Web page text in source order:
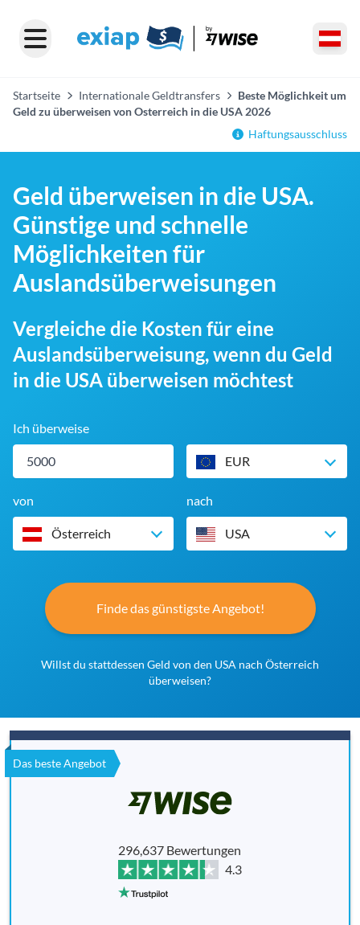
Startseite Internationale Geldtransfers
Beste Möglichkeit um
Geld zu überweisen von Osterreich in die USA 2026
Haftungsausschluss
Geld überweisen in die USA.
Günstige und schnelle
Möglichkeiten für
Auslandsüberweisungen
Vergleiche die Kosten für eine
Auslandsüberweisung, wenn du Geld
in die USA überweisen möchtest
Ich überweise
EUR
von
Österreich
nach
USA
Finde das günstigste Angebot!
Willst du stattdessen Geld von den USA nach Österreich
überweisen?
Das beste Angebot
296,637 Bewertungen
4.3